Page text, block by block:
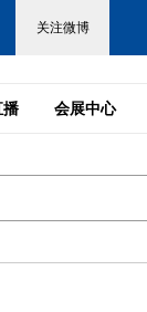
播 会展中心